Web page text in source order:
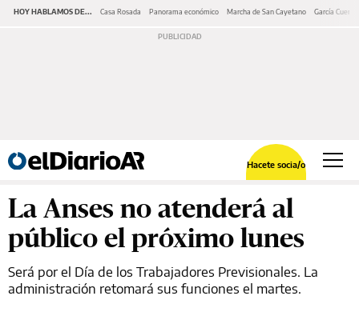
HOY HABLAMOS DE... Casa Rosada Panorama económico Marcha de San Cayetano García Cuerva
Hacete socia/o
La Anses no atenderá al
público el próximo lunes
Será por el Día de los Trabajadores Previsionales. La
administración retomará sus funciones el martes.